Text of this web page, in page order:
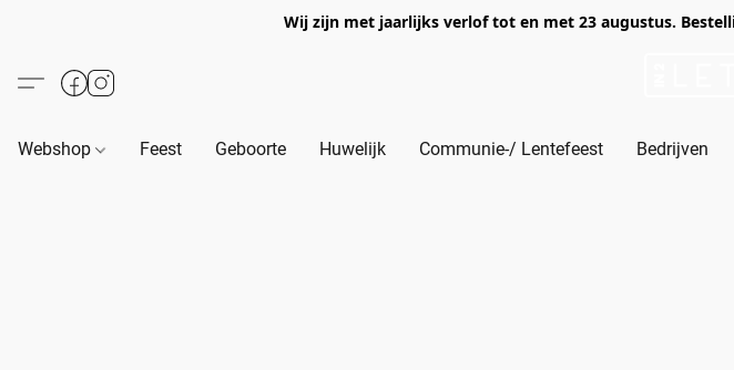
Wij zijn met jaarlijks verlof tot en met 23 augustus.
Webshop Feest Geboorte Huwelijk Communie-/ Lentefeest Bedrijven